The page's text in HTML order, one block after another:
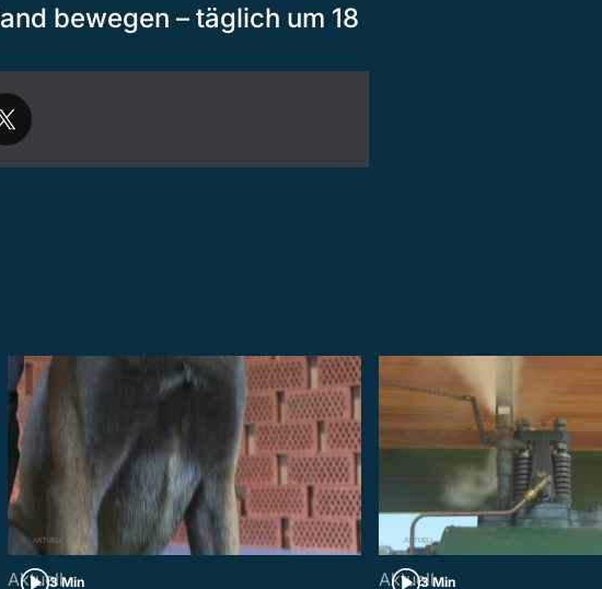
bewegen – täglich um 18
3 Min
Aktuell 3 Min
Aktuell